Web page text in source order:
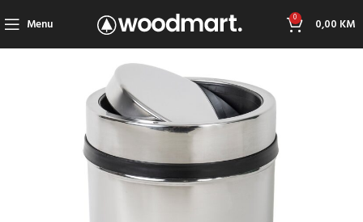
Menu 0 0,00 KM